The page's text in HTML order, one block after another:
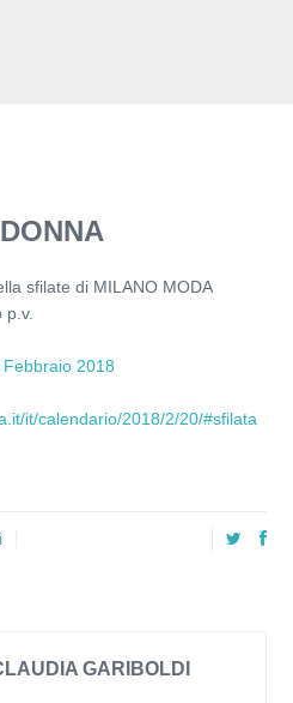
sfilate di MILANO MODA
2018
it/calendario/2018/2/20/#sfilata
GARIBOLDI